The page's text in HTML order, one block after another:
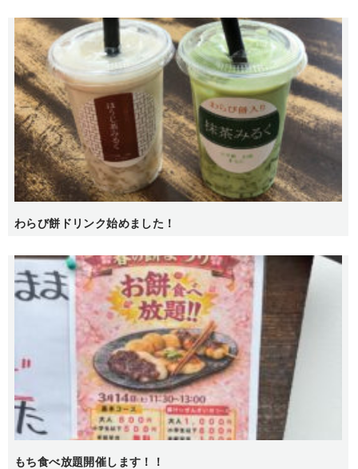
わらび餅ドリンク始めました！
もち食べ放題開催します！！